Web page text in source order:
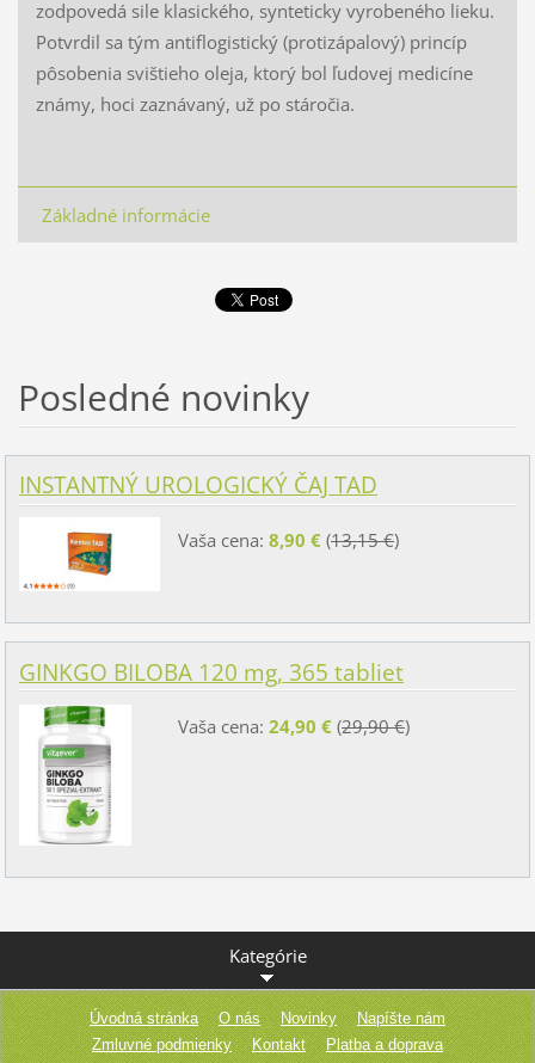
zodpovedá sile klasického, synteticky vyrobeného lieku.
Potvrdil sa tým antiflogistický (protizápalový) princíp
pôsobenia svištieho oleja, ktorý bol ľudovej medicíne
známy, hoci zaznávaný, už po stáročia.
Základné informácie
Posledné novinky
INSTANTNÝ UROLOGICKÝ ČAJ TAD
Vaša cena: 8,90 €(13,15 €)
GINKGO BILOBA 120 mg, 365 tabliet
Vaša cena: 24,90 €(29,90 €)
Kategórie
Úvodná stránka O nás Novinky
Napíšte nám
Zmluvné podmienky
Kontakt Platba a doprava